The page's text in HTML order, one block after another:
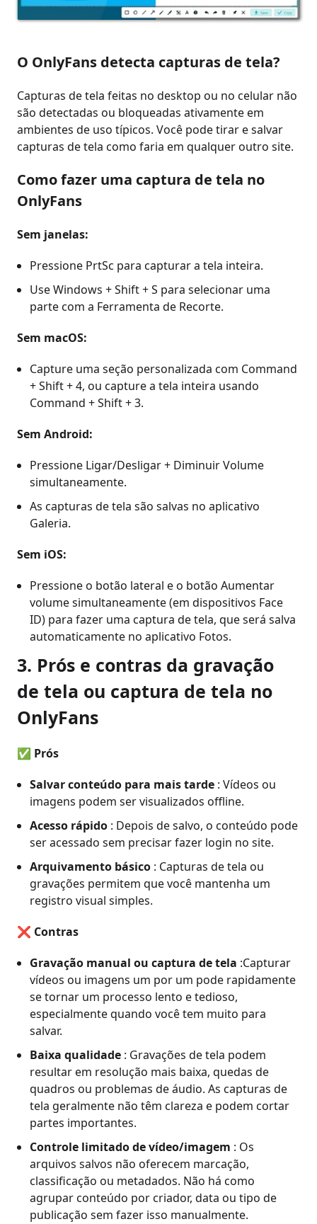
O OnlyFans detecta capturas de tela?
Capturas de tela feitas no desktop ou no celular não
são detectadas ou bloqueadas ativamente em
ambientes de uso típicos. Você pode tirar e salvar
capturas de tela como faria em qualquer outro site.
Como fazer uma captura de tela no
OnlyFans
Sem janelas:
Pressione PrtSc para capturar a tela inteira.
Use Windows + Shift + S para selecionar uma
parte com a Ferramenta de Recorte.
Sem macOS:
Capture uma seção personalizada com Command
+ Shift + 4, ou capture a tela inteira usando
Command + Shift + 3.
Sem Android:
Pressione Ligar/Desligar + Diminuir Volume
simultaneamente.
As capturas de tela são salvas no aplicativo
Galeria.
Sem iOS:
Pressione o botão lateral e o botão Aumentar
volume simultaneamente (em dispositivos Face
ID) para fazer uma captura de tela, que será salva
automaticamente no aplicativo Fotos.
3. Prós e contras da gravação
de tela ou captura de tela no
OnlyFans
✅ Prós
Salvar conteúdo para mais tarde : Vídeos ou
imagens podem ser visualizados offline.
Acesso rápido : Depois de salvo, o conteúdo pode
ser acessado sem precisar fazer login no site.
Arquivamento básico : Capturas de tela ou
gravações permitem que você mantenha um
registro visual simples.
❌ Contras
Gravação manual ou captura de tela :Capturar
vídeos ou imagens um por um pode rapidamente
se tornar um processo lento e tedioso,
especialmente quando você tem muito para
salvar.
Baixa qualidade : Gravações de tela podem
resultar em resolução mais baixa, quedas de
quadros ou problemas de áudio. As capturas de
tela geralmente não têm clareza e podem cortar
partes importantes.
Controle limitado de vídeo/imagem : Os
arquivos salvos não oferecem marcação,
classificação ou metadados. Não há como
agrupar conteúdo por criador, data ou tipo de
publicação sem fazer isso manualmente.